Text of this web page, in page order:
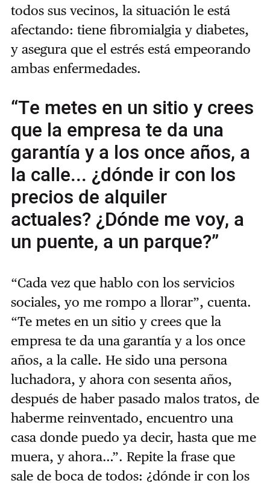
todos sus vecinos, la situación le está
afectando: tiene fibromialgia y diabetes,
y asegura que el estrés está empeorando
ambas enfermedades.
“Te metes en un sitio y crees
que la empresa te da una
garantía y a los once años, a
la calle... ¿dónde ir con los
precios de alquiler
actuales? ¿Dónde me voy, a
un puente, a un parque?”
“Cada vez que hablo con los servicios
sociales, yo me rompo a llorar”, cuenta.
“Te metes en un sitio y crees que la
empresa te da una garantía y a los once
años, a la calle. He sido una persona
luchadora, y ahora con sesenta años,
después de haber pasado malos tratos, de
haberme reinventado, encuentro una
casa donde puedo ya decir, hasta que me
muera, y ahora…”. Repite la frase que
sale de boca de todos: ¿dónde ir con los